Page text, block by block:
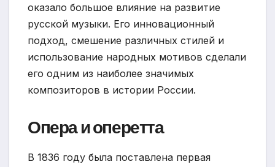
оказало большое влияние на развитие
русской музыки. Его инновационный
подход, смешение различных стилей и
использование народных мотивов сделали
его одним из наиболее значимых
композиторов в истории России.
Опера и оперетта
В 1836 году была поставлена первая